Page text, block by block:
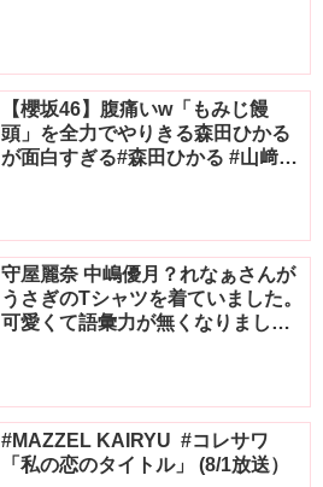
【櫻坂46】腹痛いw「もみじ饅
頭」を全力でやりきる森田ひかる
が面白すぎる#森田ひかる #山﨑天
守屋麗奈 中嶋優月？れなぁさんが
うさぎのTシャツを着ていました。
可愛くて語彙力が無くなりまし
#MAZZEL KAIRYU ️ #コレサワ
「私の恋のタイトル」 (8/1放送）